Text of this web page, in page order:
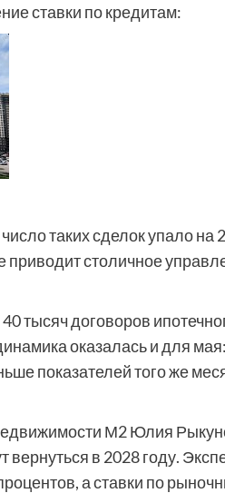
ставки по кредитам:
таких сделок упало на
столичное
тысяч договоров
оказалась и для
показателей того же
М2 Юлия
вернуться в 2028 году.
а ставки по